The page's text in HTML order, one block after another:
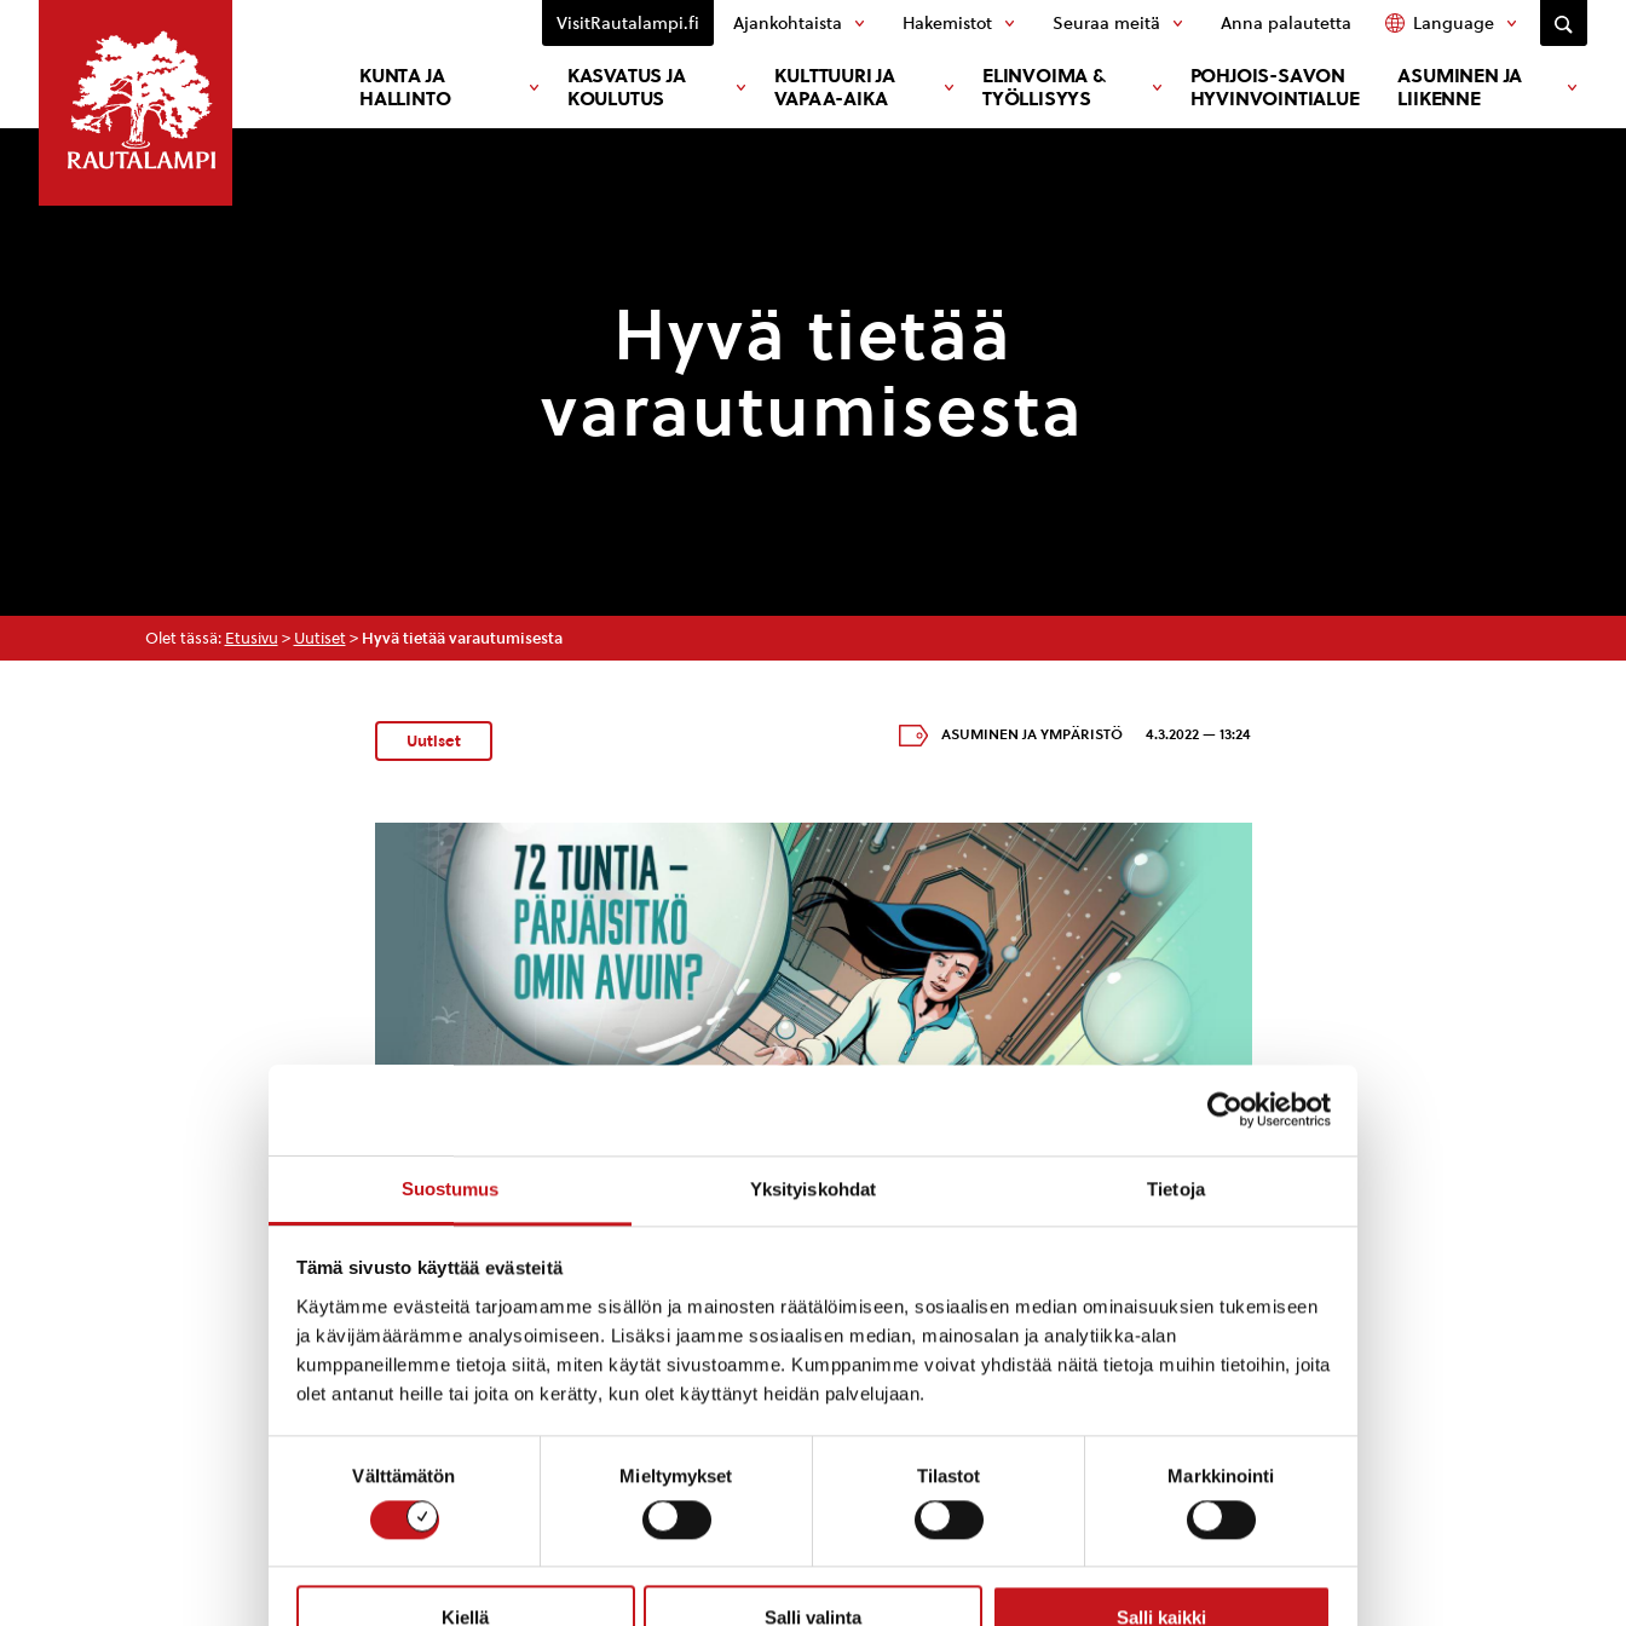
Suostumus Yksityiskohdat Tietoja
Tämä sivusto käyttää evästeitä
Käytämme evästeitä tarjoamamme sisällön ja mainosten räätälöimiseen, sosiaalisen median ominaisuuksien tukemiseen
ja kävijämäärämme analysoimiseen. Lisäksi jaamme sosiaalisen median, mainosalan ja analytiikka-alan
kumppaneillemme tietoja siitä, miten käytät sivustoamme. Kumppanimme voivat yhdistää näitä tietoja muihin tietoihin, joita
olet antanut heille tai joita on kerätty, kun olet käyttänyt heidän palvelujaan.
Välttämätön Mieltymykset Tilastot Markkinointi
Kiellä Salli valinta Salli kaikki
KUNTA JA
HALLINTO
KASVATUS JA
KOULUTUS
KULTTUURI JA
VAPAA-AIKA
ELINVOIMA &
TYÖLLISYYS
POHJOIS-SAVON
HYVINVOINTIALUE
ASUMINEN JA
LIIKENNE
VisitRautalampi.fi Ajankohtaista Hakemistot Seuraa meitä Anna palautetta Language
Hyvä tietää
varautumisesta
Olet tässä: Etusivu > Uutiset> Hyvä tietää varautumisesta
Uutiset ASUMINEN JA YMPÄRISTÖ 4.3.2022 — 13:24
tarjoamat palvelut häiriintyvät tai jopa keskeytyvät.
Kodeissa tulisi varautua pärjäämään itsenäisesti ainakin kolme vuorokautta
häiriötilanteen sattuessa. Olisi hyvä, jos kotoa löytyisi vähintään kolmeksi
vuorokaudeksi ruokaa ja lääkkeitä. Olisi myös tärkeää tuntea varautumisen perusteet
eli tietää esimerkiksi, mistä saa oikeaa tietoa häiriötilanteessa ja miten pärjätä
kylmenevässä asunnossa.
Kotitalouksien varautumisen merkitys on suuri apu yhteiskunnalle ja ennen kaikkea
ihmiselle itselleen. Siksi jokaisen kannattaa varautua häiriötilanteisiin.
Alla linkit varautumiseen ja väestönsuojeluun liittyen.
Lue lisää: